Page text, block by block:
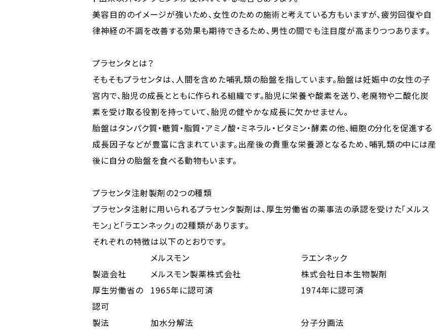
美容目的のイメージが強いため、女性のための施術と考えている方もいますが、疲労回復や自
律神経の不調を改善する効果も期待できるため、男性の間でも注目度が高まりつつあります。
プラセンタとは？
そもそもプラセンタは、人間を含めた哺乳類の胎盤を指しています。胎盤は妊娠中の女性の子
宮内で、胎児の成長とともに作られる組織です。胎児に栄養や酸素を送り、老廃物や二酸化炭
素を受け取る役割を持っていて、胎児の健やかな成長に欠かせません。
胎盤はタンパク質・糖質・脂質・アミノ酸・ミネラル・ビタミン・酵素の他、細胞の分化を促進する
成長因子などが豊富に含まれています。出産後の貴重な栄養源となるため、哺乳類の中には産
後に自分の胎盤を食べる動物もいます。
プラセンタ注射製剤の2つの種類
プラセンタ注射に用いられるプラセンタ製剤は、厚生労働省の薬事法の承認を受けた「メルス
モン」と「ラエンネック」の2種類があります。
それぞれの特徴は以下のとおりです。
メルスモン
ラエンネック
製造会社
メルスモン製薬株式会社
株式会社日本生物製剤
厚生労働省の
認可
1965年に認可済 1974年に認可済
製法
加水分解法
分子分画法